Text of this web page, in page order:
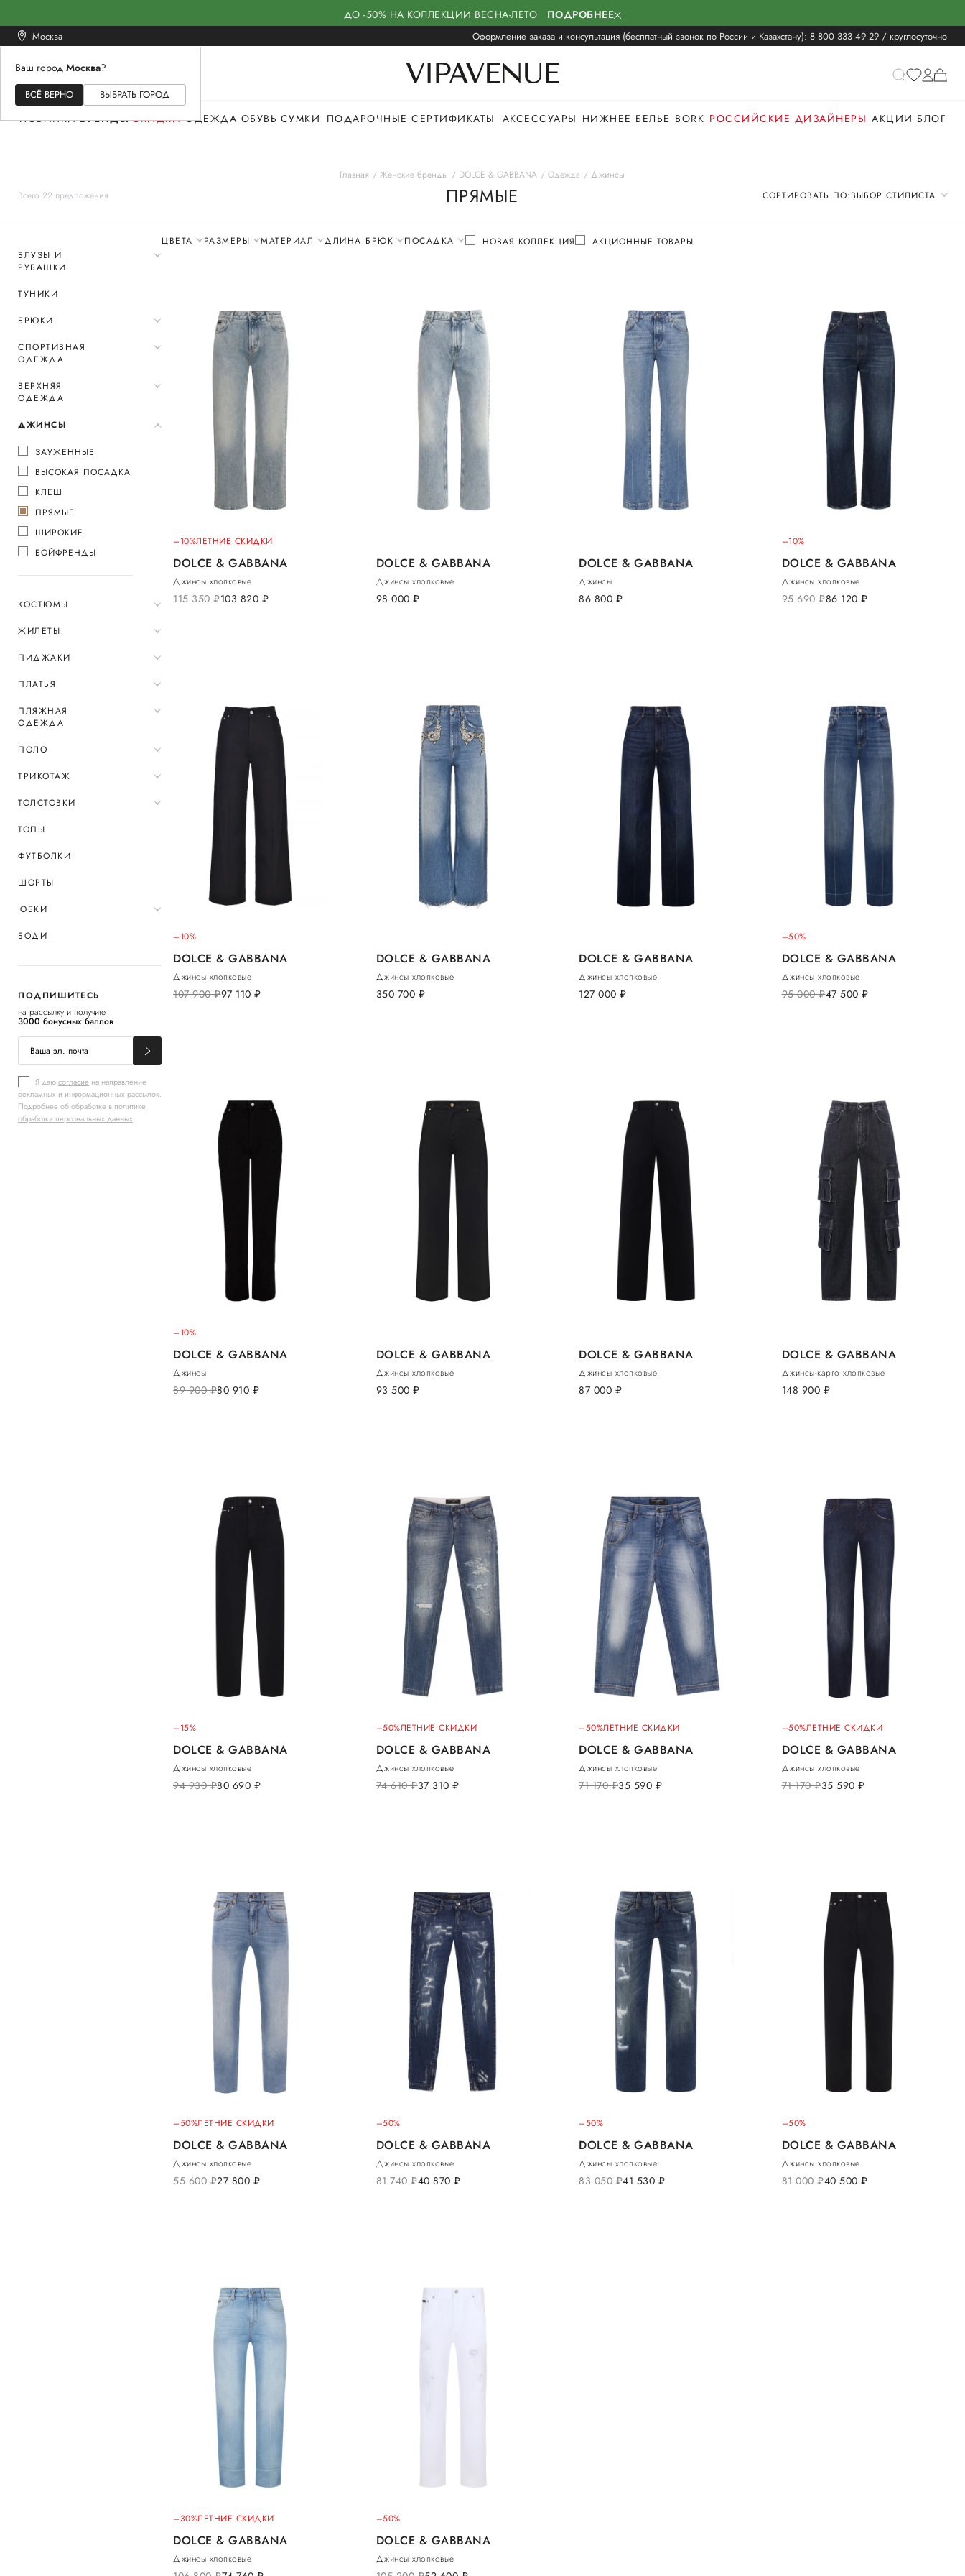
ДО -50% НА КОЛЛЕКЦИИ ВЕСНА-ЛЕТО ПОДРОБНЕЕ
Москва Оформление заказа и консультация (бесплатный звонок по России и Казахстану): 8 800 333 49 29 / круглосуточно
Ваш город Москва?
ВСЁ ВЕРНО ВЫБРАТЬ ГОРОД
ЖЕНСКОЕМУЖСКОЕ
НОВИНКИ БРЕНДЫ СКИДКИ ОДЕЖДА ОБУВЬ СУМКИ ПОДАРОЧНЫЕ СЕРТИФИКАТЫ АКСЕССУАРЫ НИЖНЕЕ БЕЛЬЕ BORK РОССИЙСКИЕ ДИЗАЙНЕРЫ АКЦИИ БЛОГ
Всего 22 предложения
Главная Женские бренды DOLCE & GABBANA Одежда Джинсы
ПРЯМЫЕ СОРТИРОВАТЬ ПО:ВЫБОР СТИЛИСТА
БЛУЗЫ И
РУБАШКИ
ТУНИКИ
БРЮКИ
СПОРТИВНАЯ
ОДЕЖДА
ВЕРХНЯЯ
ОДЕЖДА
ДЖИНСЫ
ЗАУЖЕННЫЕ
ВЫСОКАЯ ПОСАДКА
КЛЕШ
ПРЯМЫЕ
ШИРОКИЕ
БОЙФРЕНДЫ
КОСТЮМЫ
ЖИЛЕТЫ
ПИДЖАКИ
ПЛАТЬЯ
ПЛЯЖНАЯ
ОДЕЖДА
ПОЛО
ТРИКОТАЖ
ТОЛСТОВКИ
ТОПЫ
ФУТБОЛКИ
ШОРТЫ
ЮБКИ
БОДИ
ПОДПИШИТЕСЬ
на рассылку и получите
3000 бонусных баллов
Я даюсогласие на направление
рекламных и информационных рассылок.
Подробнее об обработке в политике
обработки персональных данных
ЦВЕТА РАЗМЕРЫ МАТЕРИАЛ ДЛИНА БРЮК ПОСАДКА НОВАЯ КОЛЛЕКЦИЯ АКЦИОННЫЕ ТОВАРЫ
–10%ЛЕТНИЕ СКИДКИ
DOLCE & GABBANA
Джинсы хлопковые
115 350руб.103 820 руб.
DOLCE & GABBANA
Джинсы хлопковые
98 000 руб.
DOLCE & GABBANA
Джинсы
86 800 руб.
–10%
DOLCE & GABBANA
Джинсы хлопковые
95 690руб.86 120 руб.
–10%
DOLCE & GABBANA
Джинсы хлопковые
107 900руб.97 110 руб.
DOLCE & GABBANA
Джинсы хлопковые
350 700 руб.
DOLCE & GABBANA
Джинсы хлопковые
127 000 руб.
–50%
DOLCE & GABBANA
Джинсы хлопковые
95 000руб.47 500 руб.
–10%
DOLCE & GABBANA
Джинсы
89 900руб.80 910 руб.
DOLCE & GABBANA
Джинсы хлопковые
93 500 руб.
DOLCE & GABBANA
Джинсы хлопковые
87 000 руб.
DOLCE & GABBANA
Джинсы-карго хлопковые
148 900 руб.
–15%
DOLCE & GABBANA
Джинсы хлопковые
94 930руб.80 690 руб.
–50%ЛЕТНИЕ СКИДКИ
DOLCE & GABBANA
Джинсы хлопковые
74 610руб.37 310 руб.
–50%ЛЕТНИЕ СКИДКИ
DOLCE & GABBANA
Джинсы хлопковые
71 170руб.35 590 руб.
–50%ЛЕТНИЕ СКИДКИ
DOLCE & GABBANA
Джинсы хлопковые
71 170руб.35 590 руб.
–50%ЛЕТНИЕ СКИДКИ
DOLCE & GABBANA
Джинсы хлопковые
55 600руб.27 800 руб.
–50%
DOLCE & GABBANA
Джинсы хлопковые
81 740руб.40 870 руб.
–50%
DOLCE & GABBANA
Джинсы хлопковые
83 050руб.41 530 руб.
–50%
DOLCE & GABBANA
Джинсы хлопковые
81 000руб.40 500 руб.
–30%ЛЕТНИЕ СКИДКИ
DOLCE & GABBANA
Джинсы хлопковые
–50%
DOLCE & GABBANA
Джинсы хлопковые